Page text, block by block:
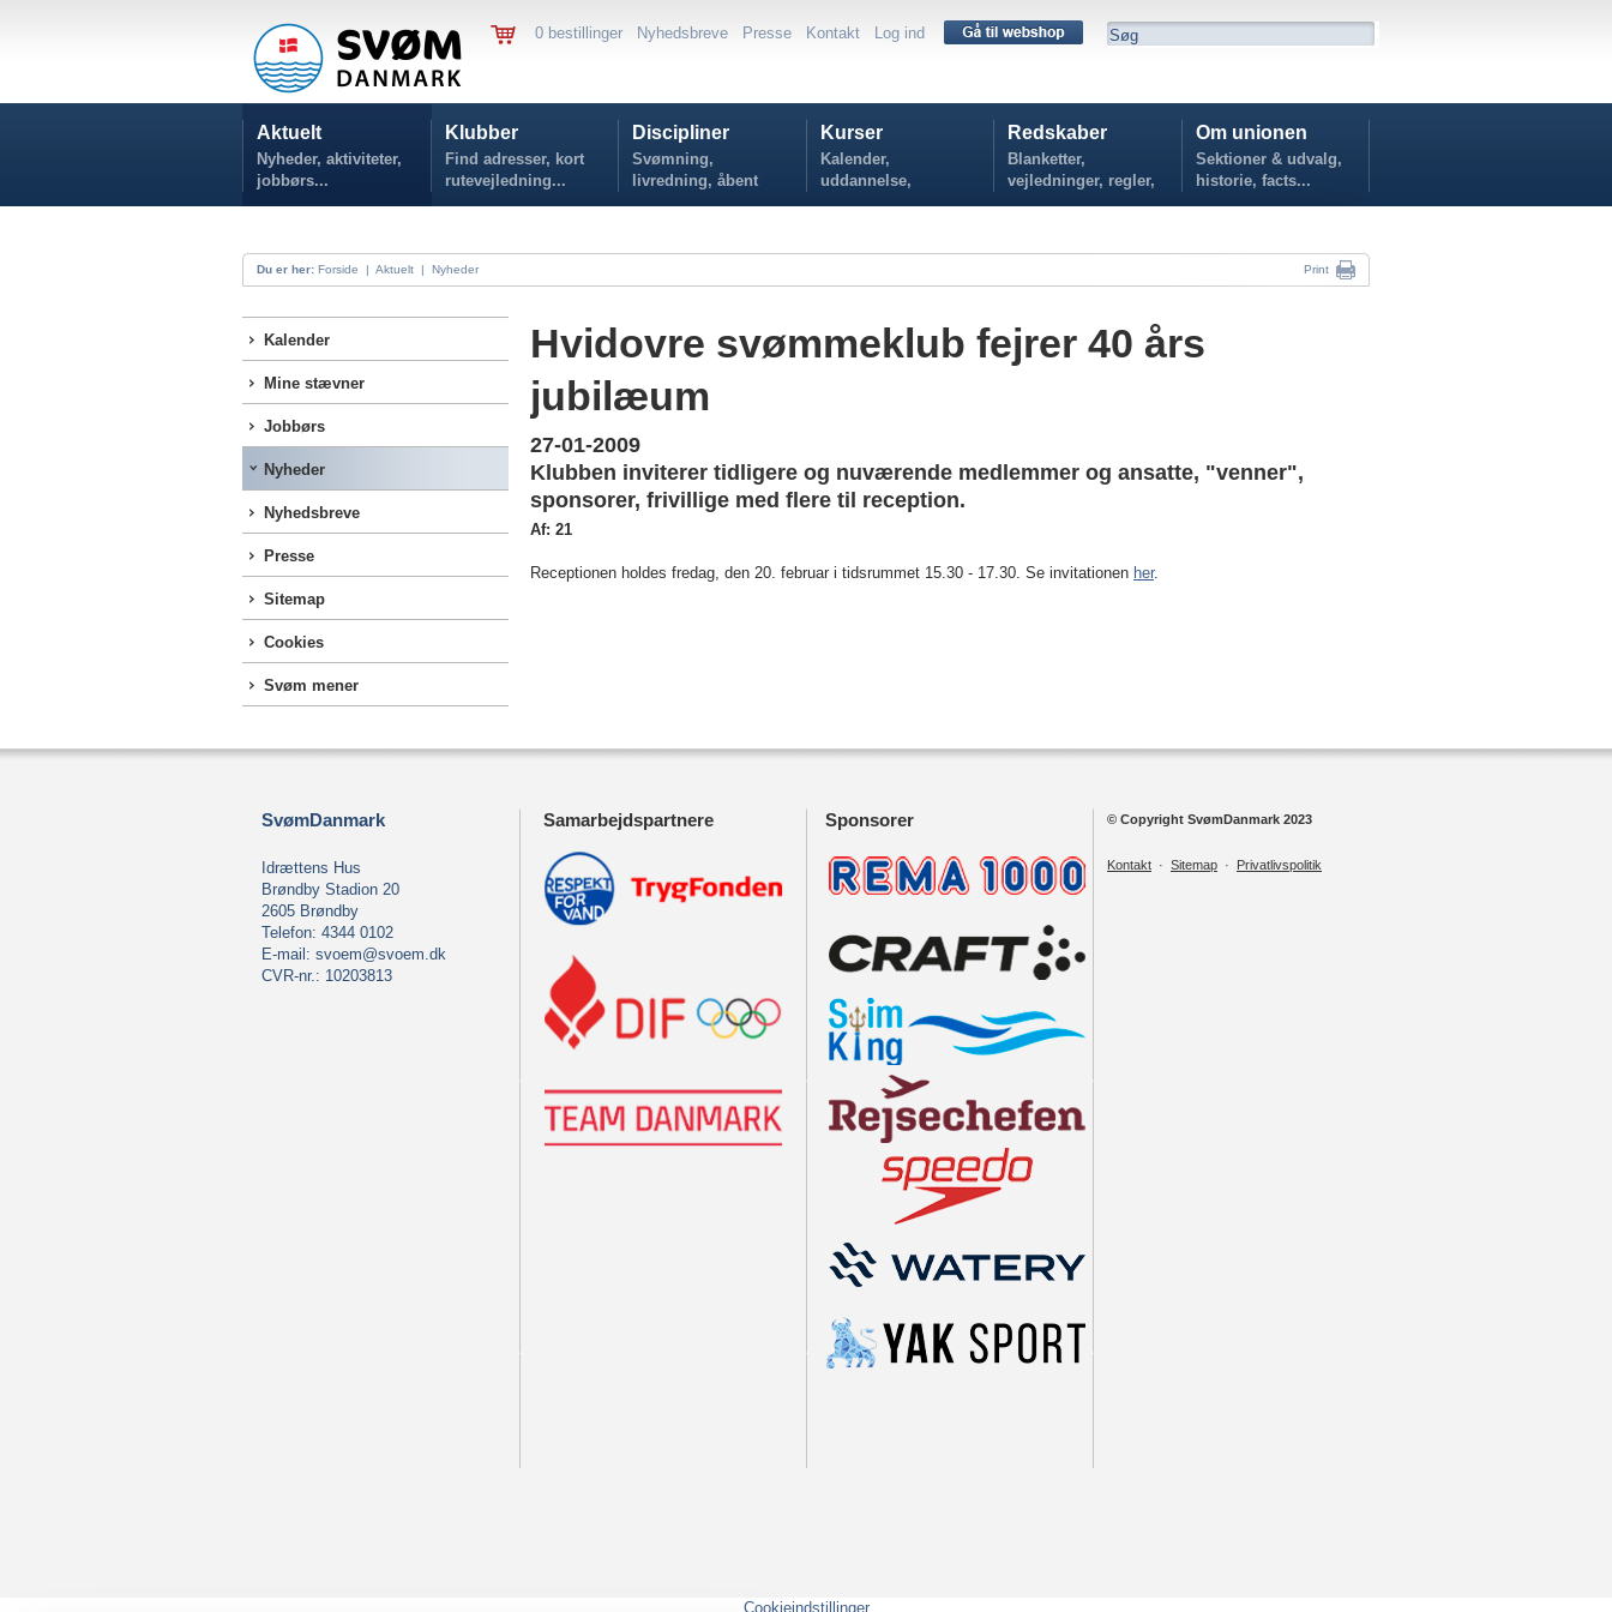
0 bestillinger Nyhedsbreve Presse Kontakt Log ind
Aktuelt
Nyheder, aktiviteter,
jobbørs...
Klubber
Find adresser, kort
rutevejledning...
Discipliner
Svømning,
livredning, åbent
vand...
Kurser
Kalender,
uddannelse,
tilmelding...
Redskaber
Blanketter,
vejledninger, regler,
politikker...
Om unionen
Sektioner & udvalg,
historie, facts...
Du er her: Forside | Aktuelt | Nyheder Print
Kalender
Mine stævner
Jobbørs
Nyheder
Nyhedsbreve
Presse
Sitemap
Cookies
Svøm mener
Hvidovre svømmeklub fejrer 40 års
jubilæum
27-01-2009
Klubben inviterer tidligere og nuværende medlemmer og ansatte, "venner",
sponsorer, frivillige med flere til reception.
Af: 21
Receptionen holdes fredag, den 20. februar i tidsrummet 15.30 - 17.30. Se invitationen her.
SvømDanmark
Idrættens Hus
Brøndby Stadion 20
2605 Brøndby
Telefon: 4344 0102
E-mail: svoem@svoem.dk
CVR-nr.: 10203813
Samarbejdspartnere Sponsorer © Copyright SvømDanmark 2023
Kontakt · Sitemap · Privatlivspolitik
Cookieindstillinger